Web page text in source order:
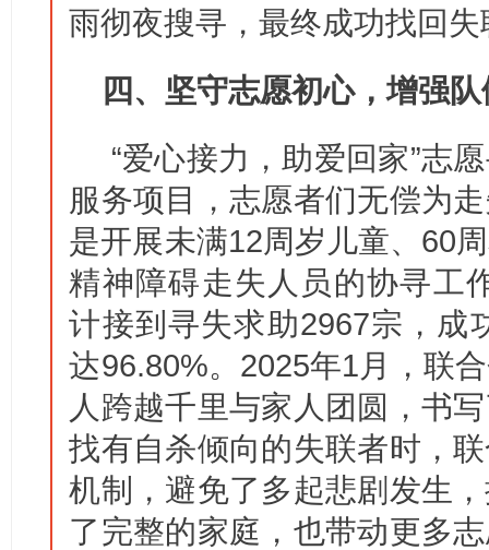
雨彻夜搜寻，最终成功找回
四、坚守志愿初心，增强
“爱心接力，助爱回家”志
服务项目，志愿者们无偿为
是开展未满12周岁儿童、60
精神障碍走失人员的协寻工
计接到寻失求助2967宗，成
达96.80%。2025年1月，联
人跨越千里与家人团圆，书
找有自杀倾向的失联者时，
机制，避免了多起悲剧发生
了完整的家庭，也带动更多